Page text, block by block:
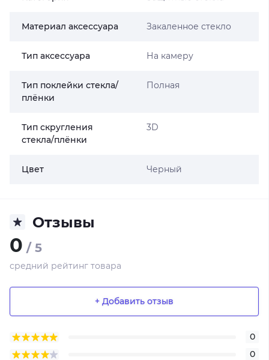
Материал аксессуара Закаленное стекло
Тип аксессуара На камеру
Тип поклейки стекла/
плёнки
Полная
Тип скругления
стекла/плёнки
3D
Цвет Черный
Отзывы
0 / 5
средний рейтинг товара
+ Добавить отзыв
0
0